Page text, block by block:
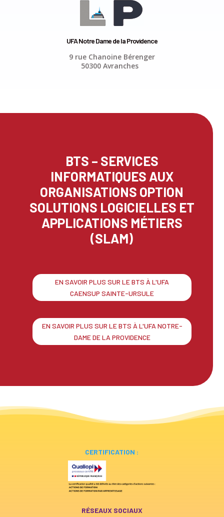
UFA Notre Dame de la Providence
9 rue Chanoine Bérenger
50300 Avranches
BTS – SERVICES
INFORMATIQUES AUX
ORGANISATIONS OPTION
SOLUTIONS LOGICIELLES ET
APPLICATIONS MÉTIERS
(SLAM)
EN SAVOIR PLUS SUR LE BTS À L'UFA
CAENSUP SAINTE-URSULE
EN SAVOIR PLUS SUR LE BTS À L'UFA NOTRE-
DAME DE LA PROVIDENCE
CERTIFICATION :
RÉSEAUX SOCIAUX